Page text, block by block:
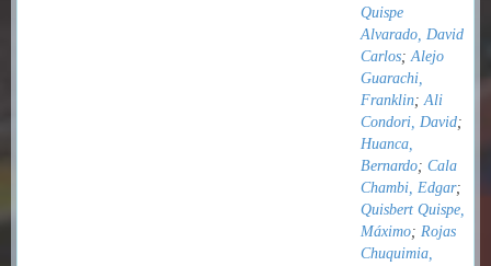
Quispe
Alvarado, David
Carlos;Alejo
Guarachi,
Franklin;Ali
Condori, David;
Huanca,
Bernardo; Cala
Chambi, Edgar;
Quisbert Quispe,
Máximo; Rojas
Chuquimia,